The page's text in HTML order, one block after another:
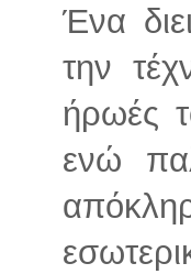
Ένα
την
ήρωές
ενώ